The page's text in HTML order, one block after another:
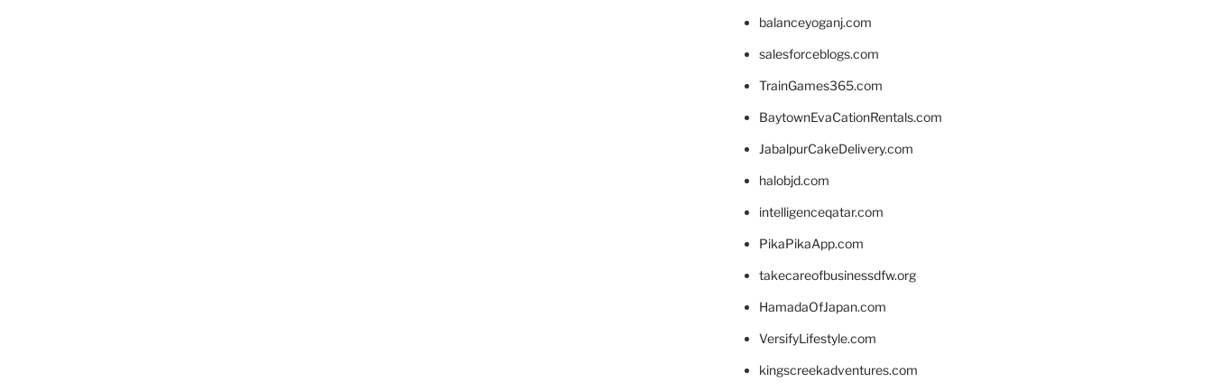
balanceyoganj.com
salesforceblogs.com
TrainGames365.com
BaytownEvaCationRentals.com
JabalpurCakeDelivery.com
halobjd.com
intelligenceqatar.com
PikaPikaApp.com
takecareofbusinessdfw.org
HamadaOfJapan.com
VersifyLifestyle.com
kingscreekadventures.com